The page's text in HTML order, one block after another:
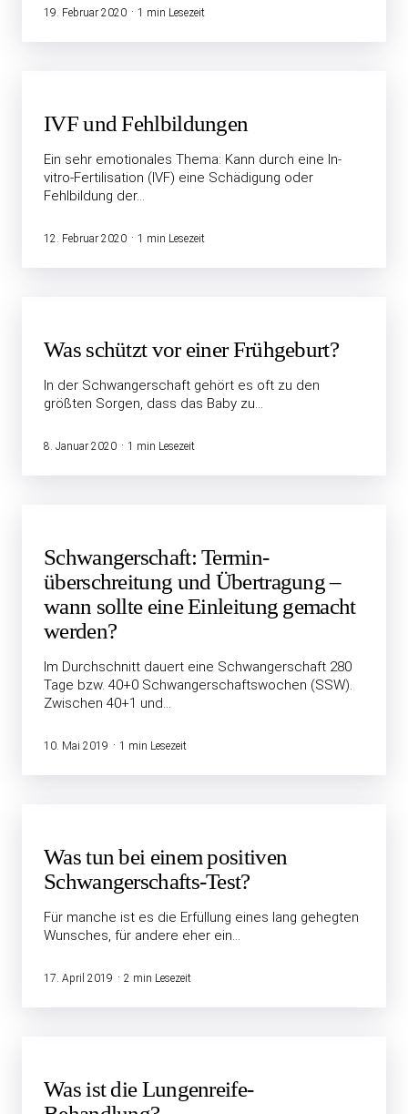
19. Februar 2020 1 min Lesezeit
IVF und Fehlbildungen
Ein sehr emotionales Thema: Kann durch eine In-
vitro-Fertilisation (IVF) eine Schädigung oder
Fehlbildung der…
12. Februar 2020 1 min Lesezeit
Was schützt vor einer Frühgeburt?
In der Schwangerschaft gehört es oft zu den
größten Sorgen, dass das Baby zu…
8. Januar 2020 1 min Lesezeit
Schwangerschaft: Termin­
überschreitung und Übertragung –
wann sollte eine Einleitung gemacht
werden?
Im Durchschnitt dauert eine Schwangerschaft 280
Tage bzw. 40+0 Schwangerschaftswochen (SSW).
Zwischen 40+1 und…
10. Mai 2019 1 min Lesezeit
Was tun bei einem positiven
Schwanger­schafts-Test?
Für manche ist es die Erfüllung eines lang gehegten
Wunsches, für andere eher ein…
17. April 2019 2 min Lesezeit
Was ist die Lungenreife-